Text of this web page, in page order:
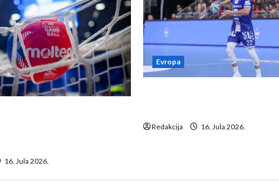
16. Jula 2026.
Evropa
Redakcija 16. Jula 2026.